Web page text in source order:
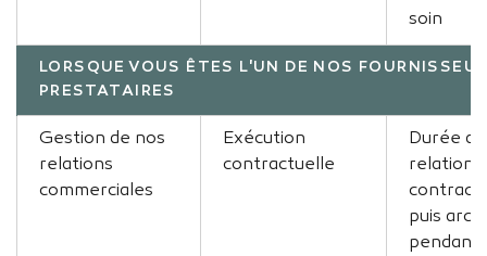
soin
LORSQUE VOUS ÊTES L'UN DE NOS
PRESTATAIRES
Gestion de nos
relations
commerciales
Exécution
contractuelle
Durée
relation
puis
pendant